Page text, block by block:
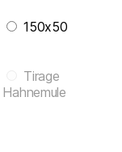
150x50
Tirage
Hahnemule